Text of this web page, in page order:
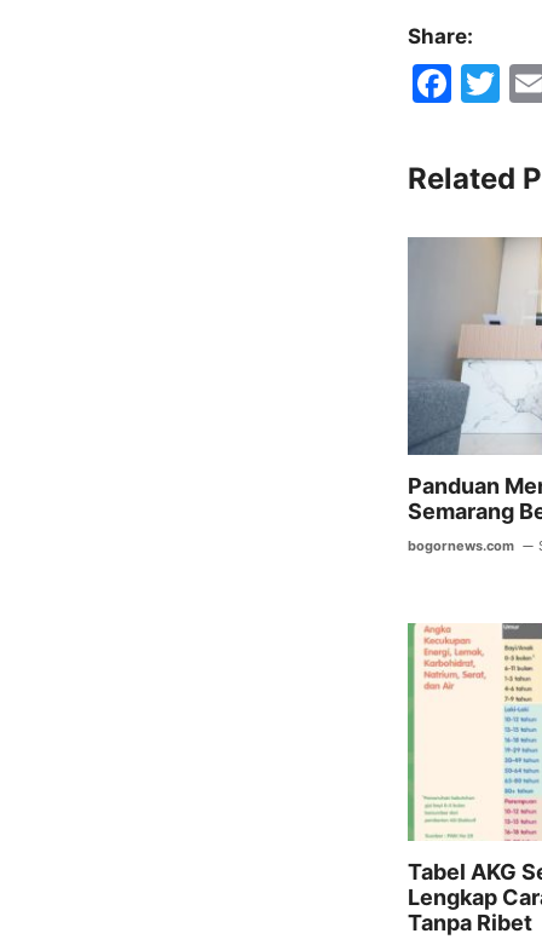
Share:
F
c
e
b
o
k
T
itt
er
Related
Panduan
Semarang
bogornews.com
Tabel AKG
Lengkap
Tanpa Ribet